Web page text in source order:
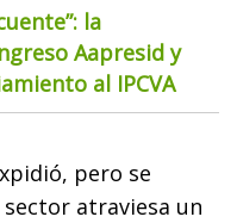
la
Aapresid y
al IPCVA
pero se
atraviesa un